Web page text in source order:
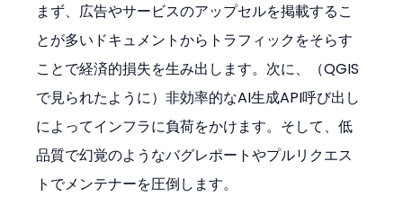
まず、広告やサービスのアップセルを掲載するこ
とが多いドキュメントからトラフィックをそらす
ことで経済的損失を生み出します。次に、（QGIS
で見られたように）非効率的なAI生成API呼び出し
によってインフラに負荷をかけます。そして、低
品質で幻覚のようなバグレポートやプルリクエス
トでメンテナーを圧倒します。